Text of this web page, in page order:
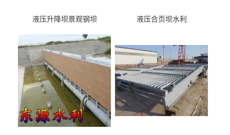
液压升降坝景观钢坝 液压合页坝水利